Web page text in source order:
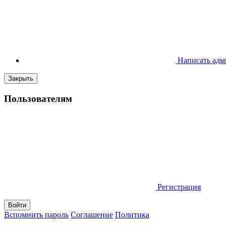
Написать
Закрыть
Пользователям
Регистрация
Вспомнить пароль Соглашение Политика